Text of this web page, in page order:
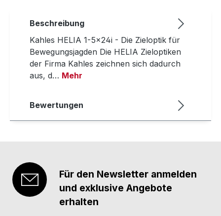
Beschreibung
Kahles HELIA 1-5x24i - Die Zieloptik für
Bewegungsjagden Die HELIA Zieloptiken
der Firma Kahles zeichnen sich dadurch
aus, d… Mehr
Bewertungen
Für den Newsletter anmelden
und exklusive Angebote
erhalten